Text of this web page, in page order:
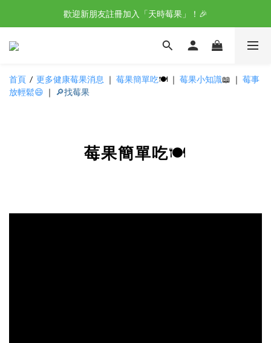
野櫻莓醋-不老莓 100%天然莓果釀造
歡迎新朋友註冊加入「天時莓果」！🎉
野櫻莓醋-不老莓 100%天然莓果釀造
首頁 / 更多健康莓果消息 ｜ 莓果簡單吃🍽️ ｜ 莓果小知識📖 ｜ 莓事
放輕鬆😄 ｜ 🔎找莓果
莓果簡單吃🍽️